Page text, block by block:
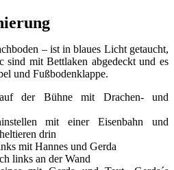
– ist in blaues Licht getaucht,
sind mit Bettlaken abgedeckt und es
und Fußbodenklappe.
auf der Bühne mit Drachen- und
mit einer Eisenbahn und
drin
mit Hannes und Gerda
links an der Wand